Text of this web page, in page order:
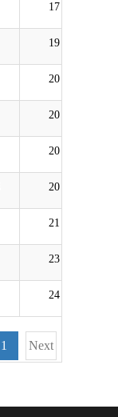
17
19
20
20
20
20
21
23
24
1 Next